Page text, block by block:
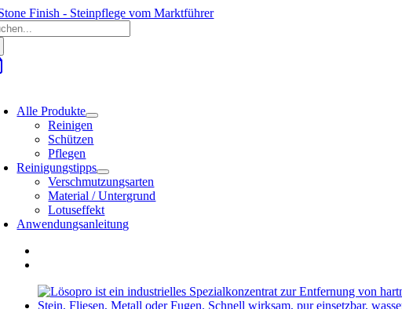
Zum
Inhalt
springen
Alle Produkte
Reinigen
Schützen
Pflegen
Reinigungstipps
Verschmutzungsarten
Material / Untergrund
Lotuseffekt
Anwendungsanleitung